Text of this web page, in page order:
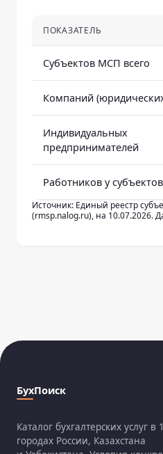
ПОКАЗАТЕЛЬ
Субъектов МСП всего
Компаний
Индивидуальных
предпринимателей
Работников у
Источник: Единый реестр
(rmsp.nalog.ru), на 10.07.2026.
БухПоиск
Каталог бухгалтерских услуг в
городах России, Казахстана